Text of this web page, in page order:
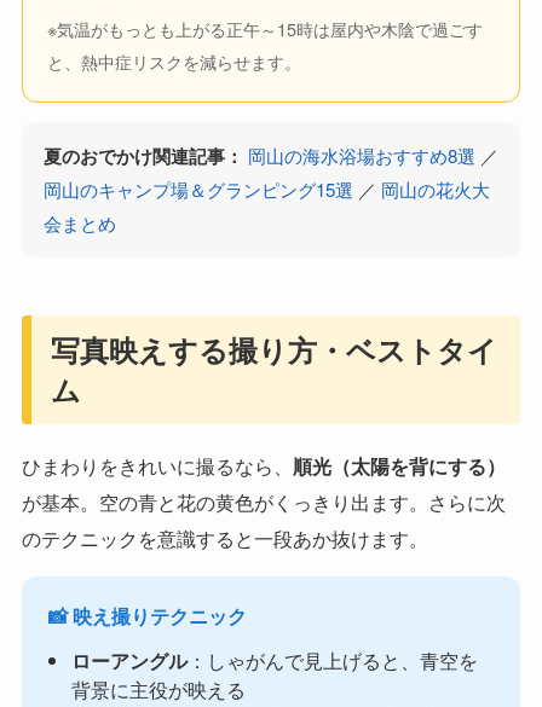
※気温がもっとも上がる正午～15時は屋内や木陰で過ごす
と、熱中症リスクを減らせます。
夏のおでかけ関連記事： 岡山の海水浴場おすすめ8選 ／
岡山のキャンプ場＆グランピング15選 ／ 岡山の花火大
会まとめ
写真映えする撮り方・ベストタイ
ム
ひまわりをきれいに撮るなら、 順光（太陽を背にする）
が基本。空の青と花の黄色がくっきり出ます。さらに次
のテクニックを意識すると一段あか抜けます。
📸 映え撮りテクニック
ローアングル：しゃがんで見上げると、青空を
背景に主役が映える